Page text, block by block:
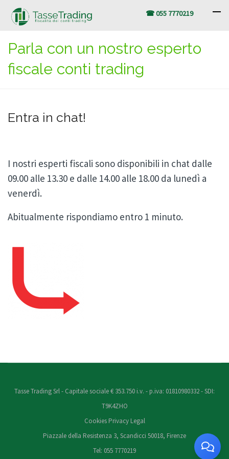
☎ 055 7770219
Parla con un nostro esperto
fiscale conti trading
Entra in chat!
I nostri esperti fiscali sono disponibili in chat dalle
09.00 alle 13.30 e dalle 14.00 alle 18.00 da lunedì a
venerdì.
Abitualmente rispondiamo entro 1 minuto.
Tasse Trading Srl - Capitale sociale € 353.750 i.v. - p.iva: 01810980332 - SDI:
T9K4ZHO
Cookies Privacy Legal
Piazzale della Resistenza 3, Scandicci 50018, Firenze
Tel: 055 7770219